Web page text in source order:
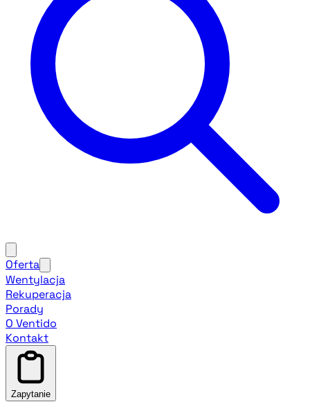
Oferta
Wentylacja
Rekuperacja
Porady
O Ventido
Kontakt
Zapytanie